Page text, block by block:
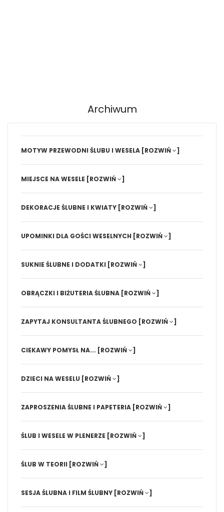
Archiwum
MOTYW PRZEWODNI ŚLUBU I WESELA [ROZWIŃ ]
MIEJSCE NA WESELE [ROZWIŃ ]
DEKORACJE ŚLUBNE I KWIATY [ROZWIŃ ]
UPOMINKI DLA GOŚCI WESELNYCH [ROZWIŃ ]
SUKNIE ŚLUBNE I DODATKI [ROZWIŃ ]
OBRĄCZKI I BIŻUTERIA ŚLUBNA [ROZWIŃ ]
ZAPYTAJ KONSULTANTA ŚLUBNEGO [ROZWIŃ ]
CIEKAWY POMYSŁ NA... [ROZWIŃ ]
DZIECI NA WESELU [ROZWIŃ ]
ZAPROSZENIA ŚLUBNE I PAPETERIA [ROZWIŃ ]
ŚLUB I WESELE W PLENERZE [ROZWIŃ ]
ŚLUB W TEORII [ROZWIŃ ]
SESJA ŚLUBNA I FILM ŚLUBNY [ROZWIŃ ]